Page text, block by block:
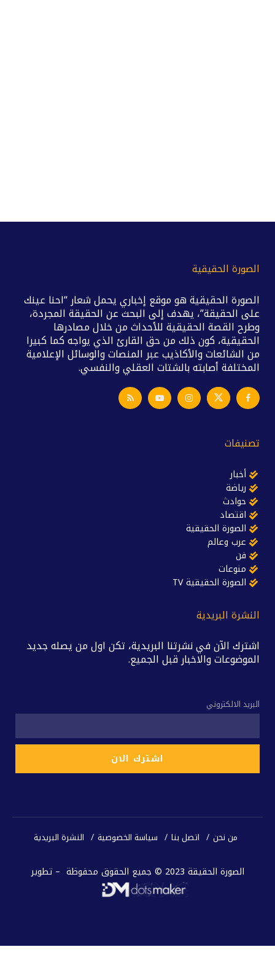
الصورة الحقيقية
الصورة الحقيقية هو موقع إخباري يحمل شعار “احنا عينك
على الحقيقة”، يهدف إلى البحث عن الحقيقة المجردة،
وطرح القصة الحقيقية للأحداث من خلال مصادرها
الحقيقية، كون ذلك من حق القارئ الذي يواجه كما كبيرا
من الشائعات والأكاذيب عبر المنصات والوسائل الإعلامية
المختلفة أصابته بالشتات العقلي والنفسي.
تصنيفات
أخبار
رياضة
حوادث
اقتصاد
الصورة الحقيقية
عرب وعالم
فن
منوعات
الصورة الحقيقية TV
النشرة البريدية
اشترك الآن في نشرتنا البريدية، تكن اول من يصله جديد
الموضوعات والاخبار قبل الجميع.
البريد الالكتروني
من نحن اتصل بنا سياسة الخصوصية النشرة البريدية
الصورة الحقيقة 2023 © جميع الحقوق محفوظة – تطوير